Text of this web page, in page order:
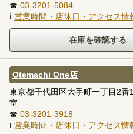
☎ 03-3201-5084
ℹ 営業時間・店休日・アクセス情
Otemachi One店
東京都千代田区大手町一丁目2
室
☎ 03-3201-3918
ℹ 営業時間・店休日・アクセス情